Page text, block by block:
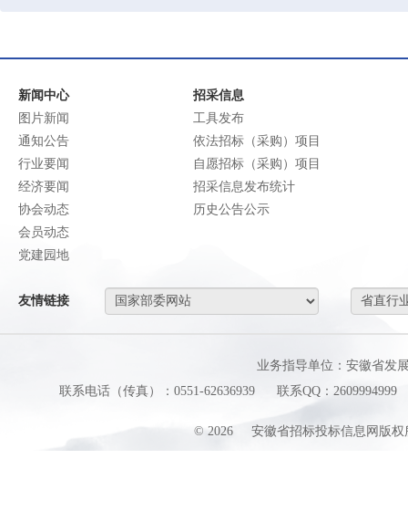
新闻中心
图片新闻
通知公告
行业要闻
经济要闻
协会动态
会员动态
党建园地
招采信息
工具发布
依法招标（采购）项目
自愿招标（采购）项目
招采信息发布统计
历史公告公示
友情链接
业务指导单位：安徽省发
联系电话（传真）：0551-62636939
联系QQ：2609994999
© 2026 安徽省招标投标信息网版